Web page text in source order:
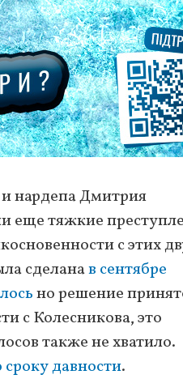
нардепа Дмитрия
еще тяжкие
с этих
сделанав сентябре
но решение
с Колесникова, это
также не хватило.
давности.